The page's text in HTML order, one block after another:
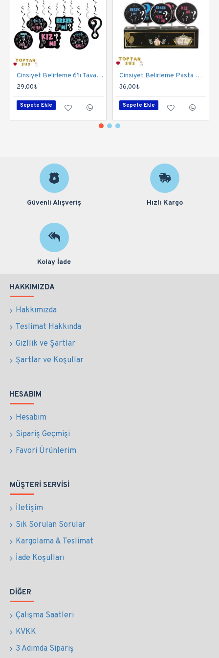
organizasyonları için uygundur.
Pembe ve mavi konsept ürünlerle
uyumlu mudur?
Evet, pembe ve mavi renkli tabak, bardak, balon ve
masa süsleriyle uyumlu şekilde kullanılabilir.
Cinsiyet Belirleme 6'lı Tavan Süs
29,00₺
Sepete Ekle
Cinsiyet Belirleme Pasta Mum 5 Adet
36,00₺
Sepete Ekle
Güvenli Alışveriş Hızlı Kargo
Kolay İade
HAKKIMIZDA
Hakkımızda
Teslimat Hakkında
Gizllik ve Şartlar
Şartlar ve Koşullar
HESABIM
Hesabım
Sipariş Geçmişi
Favori Ürünlerim
MÜŞTERI SERVISI
İletişim
Sık Sorulan Sorular
Kargolama & Teslimat
İade Koşulları
DIĞER
Çalışma Saatleri
KVKK
3 Adımda Sipariş